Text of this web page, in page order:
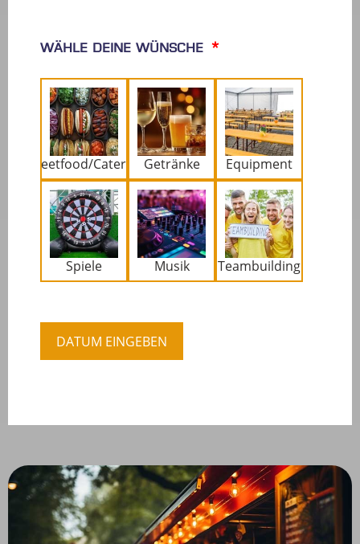
Wähle deine Wünsche
Streetfood/Catering Getränke Equipment
Spiele Musik Teambuilding
DATUM EINGEBEN